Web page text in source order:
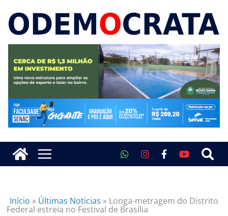
Início » Últimas Noticias » Longa-metragem do Distrito
Federal estreia no Festival de Brasília